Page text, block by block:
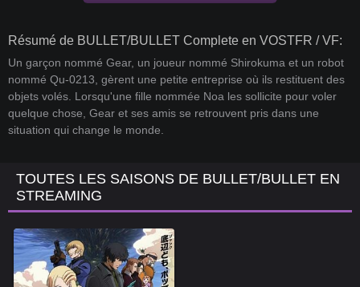
Résumé de BULLET/BULLET Complete en VOSTFR / VF:
Un garçon nommé Gear, un joueur nommé Shirokuma et un robot
nommé Qu-0213, gèrent une petite entreprise où ils restituent des
objets volés. Lorsqu'une fille nommée Noa les sollicite pour voler
quelque chose, Gear et ses amis se retrouvent pris dans une
situation qui change le monde.
TOUTES LES SAISONS DE BULLET/BULLET EN
STREAMING